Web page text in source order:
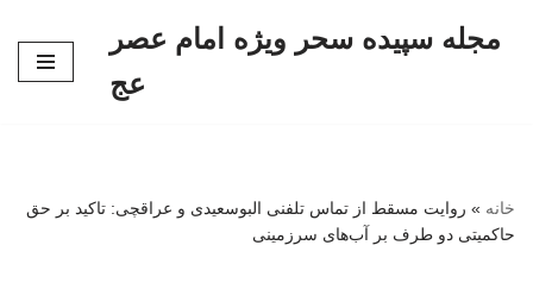
مجله سپیده سحر ویژه امام عصر
عج
خانه » روایت مسقط از تماس تلفنی البوسعیدی و عراقچی: تاکید بر حق
حاکمیتی دو طرف بر آب‌های سرزمینی